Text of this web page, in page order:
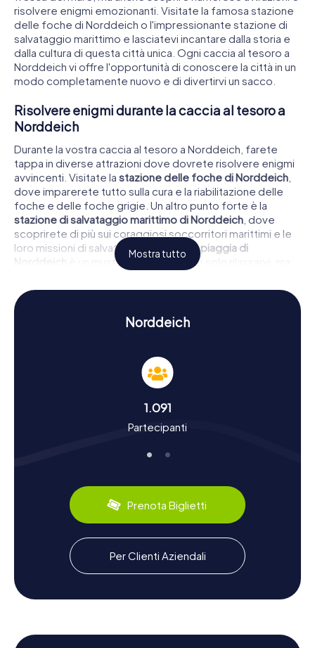
risolvere enigmi emozionanti. Visitate la famosa stazione
delle foche di Norddeich o l'impressionante stazione di
salvataggio marittimo e lasciatevi incantare dalla storia e
dalla cultura di questa città unica. Ogni caccia al tesoro a
Norddeich vi offre l'opportunità di conoscere la città in un
modo completamente nuovo e di divertirvi un sacco.
Risolvere enigmi durante la caccia al tesoro a
Norddeich
Durante la vostra caccia al tesoro a Norddeich, farete
tappa in diverse attrazioni dove dovrete risolvere enigmi
avvincenti. Visitate la stazione delle foche di Norddeich
dove imparerete tutto sulla cura e la riabilitazione delle
foche e delle foche grigie. Un altro punto forte è la
stazione di salvataggio marittimo di Norddeich , dove
scoprirete di più sui coraggiosi soccorritori marittimi e le
loro missioni di salvataggio. Anche la
spiaggia di
Norddeich
è un must – qui potrete non solo rilassarvi, ma
alle particolarità del Mare dei Wadden.
Storia e cultura durante la caccia al tesoro a
Durante le nostre cacce al tesoro a Norddeich, vi
immergerete nella storia e nella cultura della città.
Sapevate che Norddeich era già conosciuta come località
XVIII secolo, quando il porto giocava un ruolo importante
nella navigazione. Fatti interessanti come l'importanza del
Norderney o lo sviluppo del turismo rendono la vostra
non dimenticate di provare le specialità culinarie della
regione – pesce fresco e tè della Frisia Orientale sono un
Esplorare i dintorni dopo la caccia al tesoro a
Norddeich
Se dopo la vostra caccia al tesoro a Norddeich volete
scoprire ancora di più della regione, ci sono numerose
ideale per una passeggiata guidata sul fondo del mare.
Mostra tutto
Norddeich
1.091
Partecipanti
Prenota Biglietti
Per Clienti Aziendali